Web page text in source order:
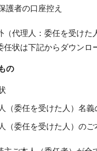
護者の口座控え
（代理人：委任を受けた
任状は下記からダウンロ
の
（委任を受けた人）名義
（委任を受けた人）のご